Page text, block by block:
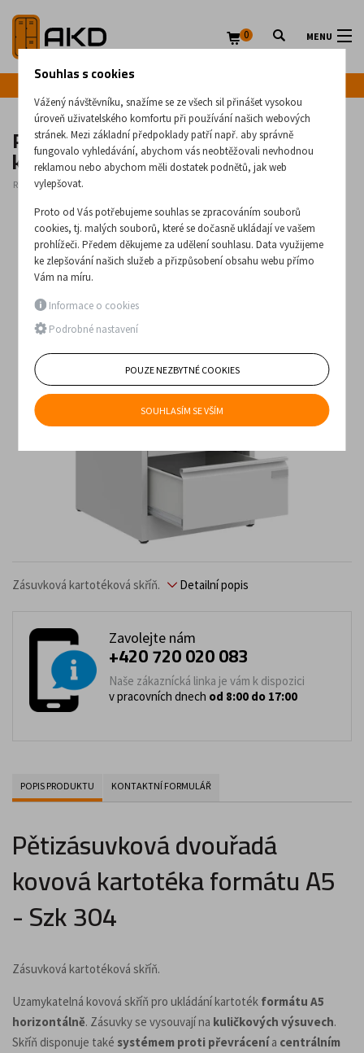
MENU
0
Pětizásuvková dvouřadá kovová
kartotéka formátu A5 - Szk 304
Rozměry: 1285 x
Zásuvková kartotéková skříň. Detailní popis
Zavolejte nám
+420 720 020 083
Naše zákaznícká linka je vám k dispozici
v pracovních dnech od 8:00 do 17:00
POPIS PRODUKTU KONTAKTNÍ FORMULÁŘ
Pětizásuvková dvouřadá
kovová kartotéka formátu A5
- Szk 304
Zásuvková kartotéková skříň.
Uzamykatelná kovová skříň pro ukládání kartoték formátu A5
horizontálně. Zásuvky se vysouvají na kuličkových výsuvech.
Skříň disponuje také systémem proti převrácenía centrálním
Souhlas s cookies
Vážený návštěvníku, snažíme se ze všech sil přinášet vysokou
úroveň uživatelského komfortu při používání našich webových
stránek. Mezi základní předpoklady patří např. aby správně
fungovalo vyhledávání, abychom vás neobtěžovali nevhodnou
reklamou nebo abychom měli dostatek podnětů, jak web
vylepšovat.
Proto od Vás potřebujeme souhlas se zpracováním souborů
cookies, tj. malých souborů, které se dočasně ukládají ve vašem
prohlížeči. Předem děkujeme za udělení souhlasu. Data využijeme
ke zlepšování našich služeb a přizpůsobení obsahu webu přímo
Vám na míru.
Informace o cookies
Podrobné nastavení
POUZE NEZBYTNÉ COOKIES
SOUHLASÍM SE VŠÍM